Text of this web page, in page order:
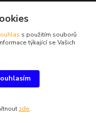
s použitím souborů
týkající se Vašich
zde.